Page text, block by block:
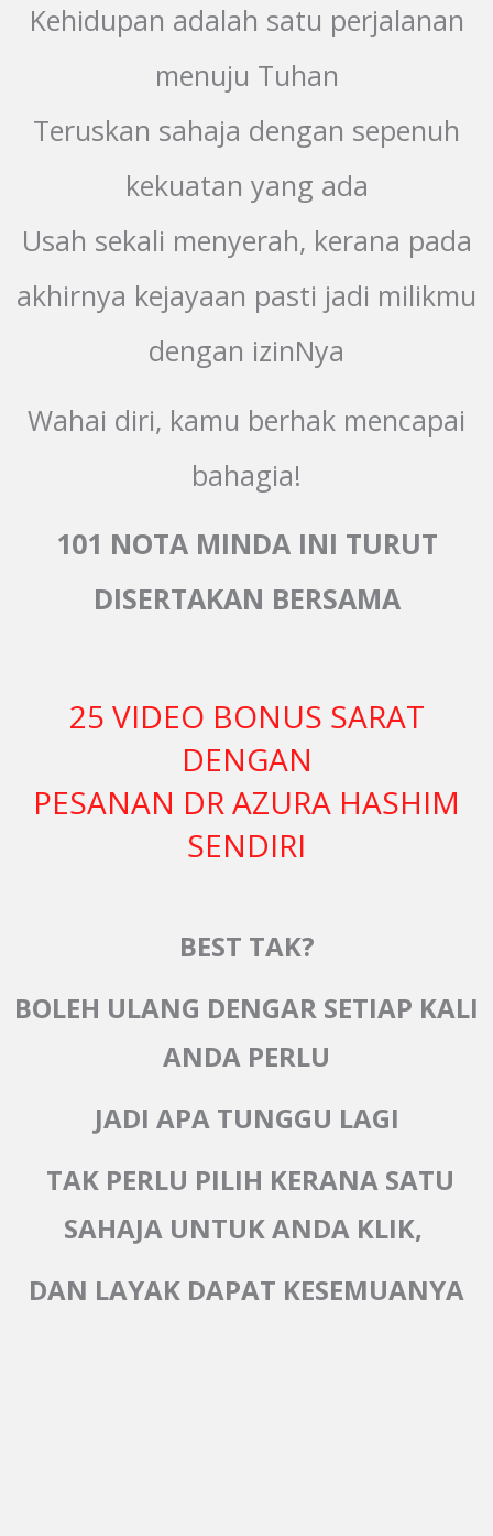
Kehidupan adalah satu perjalanan
menuju Tuhan
Teruskan sahaja dengan sepenuh
kekuatan yang ada
Usah sekali menyerah, kerana pada
akhirnya kejayaan pasti jadi milikmu
dengan izinNya
Wahai diri, kamu berhak mencapai
bahagia!
101 NOTA MINDA INI TURUT
DISERTAKAN BERSAMA
25 VIDEO BONUS SARAT
DENGAN
PESANAN DR AZURA HASHIM
SENDIRI
BEST TAK?
BOLEH ULANG DENGAR SETIAP KALI
ANDA PERLU
JADI APA TUNGGU LAGI
TAK PERLU PILIH KERANA SATU
SAHAJA UNTUK ANDA KLIK,
DAN LAYAK DAPAT KESEMUANYA